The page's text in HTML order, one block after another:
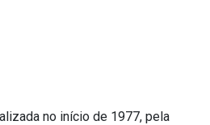
no início de 1977, pela